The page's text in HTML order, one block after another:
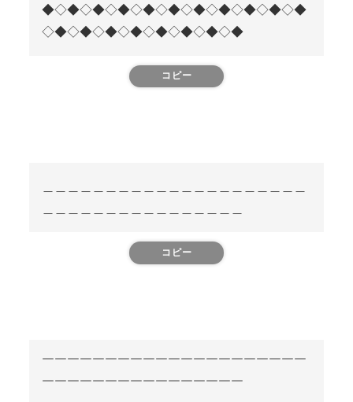
◆◇◆◇◆◇◆◇◆◇◆◇◆◇◆◇◆◇◆◇◆
◇◆◇◆◇◆◇◆◇◆◇◆◇◆◇◆
コピー
コピー
￣￣￣￣￣￣￣￣￣￣￣￣￣￣￣￣￣￣￣￣￣
￣￣￣￣￣￣￣￣￣￣￣￣￣￣￣￣